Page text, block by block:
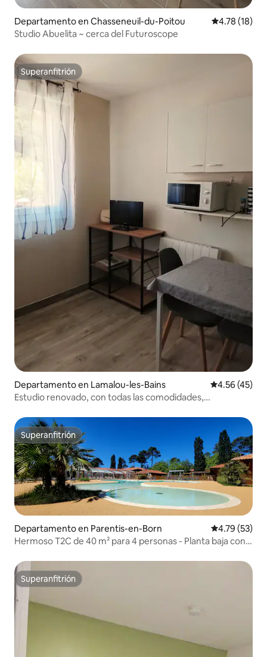
Departamento en Chasseneuil-du-Poitou Calificación
4.78 (18)
Studio Abuelita ~ cerca del Futuroscope
Superanfitrión
Superanfitrión
Departamento en Lamalou-les-Bains Calificación
4.56 (45)
Estudio renovado, con todas las comodidades,
Superanfitrión
Superanfitrión
Departamento en Parentis-en-Born Calificación
4.79 (53)
Hermoso T2C de 40 m² para 4 personas - Planta baja con
Superanfitrión
Superanfitrión